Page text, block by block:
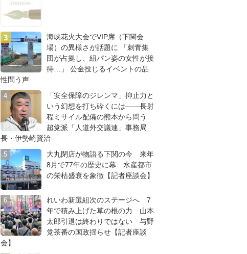
海峡花火大会でVIP席（下関会
場）の異様さが話題に 「刺青集
団が占拠し、紐パン姿の女性が接
待…」 公金投じるイベントの品
性問う声
「安全保障のジレンマ」抑止力と
いう幻想を打ち砕くには――長射
程ミサイル配備の熊本から問う
超党派「人道外交議連」事務局
長・伊勢崎賢治
大丸閉店が物語る下関の今 来年
8月で77年の歴史に幕 水産都市
の栄枯盛衰を象徴【記者座談会】
れいわ新選組次のステージへ 7
年で積み上げた草の根の力 山本
太郎引退は終わりではない 与野
党茶番の国政揺らせ【記者座談
会】